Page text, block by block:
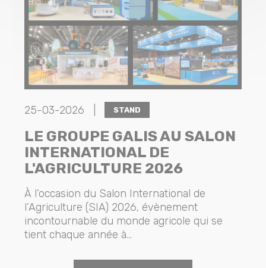
25-03-2026 | STAND
LE GROUPE GALIS AU SALON
INTERNATIONAL DE
L'AGRICULTURE 2026
À l’occasion du Salon International de
l’Agriculture (SIA) 2026, évènement
incontournable du monde agricole qui se
tient chaque année à...